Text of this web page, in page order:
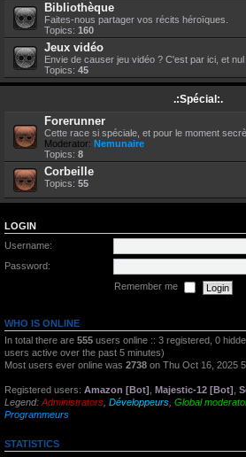
Bibliothèque
Faites-nous partager vos récits héroïques.
Topics: 160
Jeux vidéo
Envie de causer jeu vidéo ? C'est par ici, et nul
Topics: 45
.:Spécial:.
Forerunner
Cette race si spéciale, et pour le moment
Moderator: Nemunaire
Topics: 8
Corbeille
Topics: 55
LOGIN
Username:
Password:
Remember me
WHO IS ONLINE
In total there are 555 users online :: 3 registered, 0
users active over the past 5 minutes)
Most users ever online was 2738 on Thu Oct 16, 2025
Registered users: Amazon [Bot] Majestic-12 [Bot]
Legend: Administrators Développeurs Global
Programmeurs
STATISTICS